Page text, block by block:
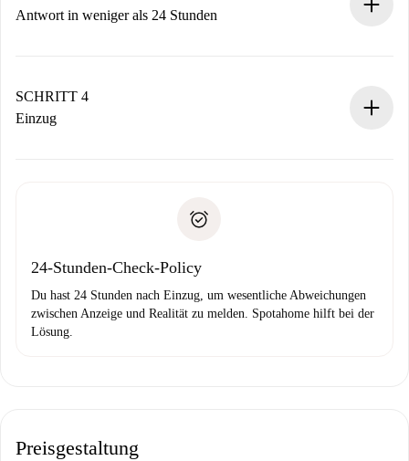
Vermieter zustimmt.
Antwort in weniger als 24 Stunden
stellen den Kontakt her.
Wenn der Vermieter ablehnen muss, entstehen keine
SCHRITT 4
Einzug
24-Stunden-Check-Policy
Du hast 24 Stunden nach Einzug, um wesentliche Abweichungen
zwischen Anzeige und Realität zu melden. Spotahome hilft bei der
Lösung.
Preisgestaltung